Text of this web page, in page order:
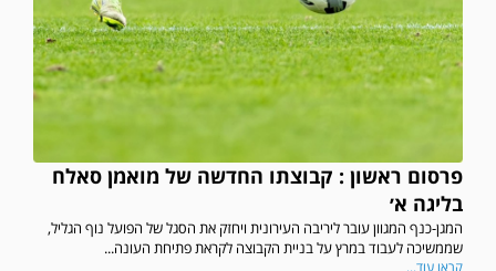
פרסום ראשון : קבוצתו החדשה של מואמן סאלח
בליגה א׳
המגן-כנף המגוון עובר ליריבה העירונית ויחזק את הסגל של הפועל נוף הגליל,
שממשיכה לעבוד במרץ על בניית הקבוצה לקראת פתיחת העונה...